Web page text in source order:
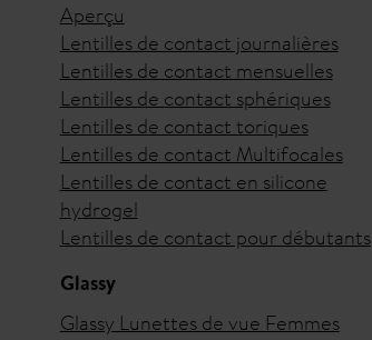
Aperçu
Lentilles de contact journalières
Lentilles de contact mensuelles
Lentilles de contact sphériques
Lentilles de contact toriques
Lentilles de contact Multifocales
Lentilles de contact en silicone
hydrogel
Lentilles de contact pour débutants
Glassy
Glassy Lunettes de vue Femmes